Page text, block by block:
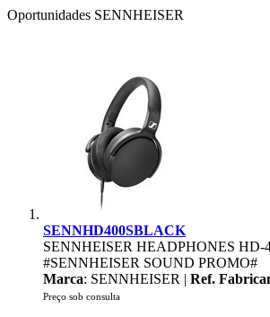
Oportunidades SENNHEISER
SENNHD400SBLACK
SENNHEISER HEADPHONES HD-
#SENNHEISER SOUND PROMO#
Marca: SENNHEISER | Ref.
Preço sob consulta